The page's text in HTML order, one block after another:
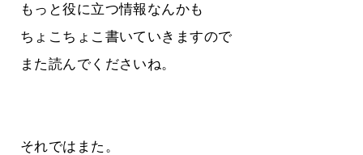
もっと役に立つ情報なんかも
ちょこちょこ書いていきますので
また読んでくださいね。
それではまた。